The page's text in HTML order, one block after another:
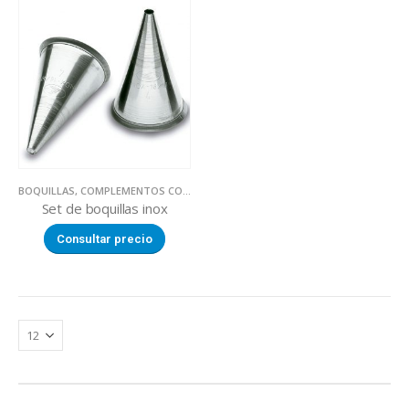
BOQUILLAS, COMPLEMENTOS COCINA
Set de boquillas inox
Consultar precio